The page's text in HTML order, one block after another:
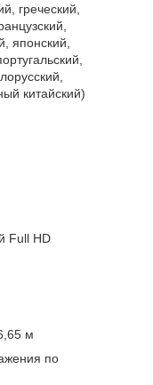
греческий,
японский,
китайский)
Full HD
м
по